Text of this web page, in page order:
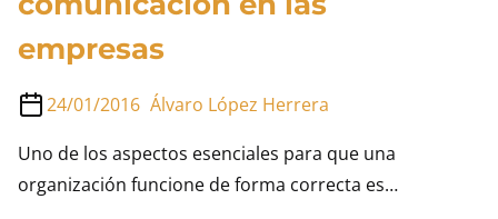
empresas
24/01/2016 Álvaro López Herrera
Uno de los aspectos esenciales para que una
organización funcione de forma correcta es…